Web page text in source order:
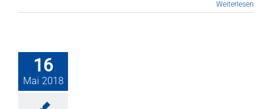
Weiterlesen
16
Mai 2018